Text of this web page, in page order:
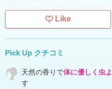
Like
Pick Up クチコミ
天然の香りで体に優しく虫
す